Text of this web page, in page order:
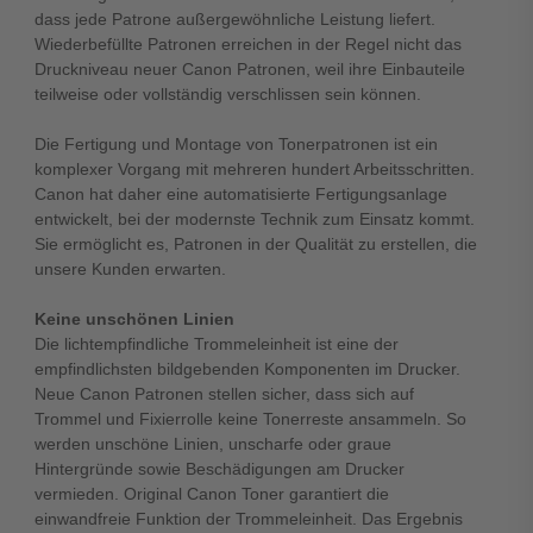
dass jede Patrone außergewöhnliche Leistung liefert.
Wiederbefüllte Patronen erreichen in der Regel nicht das
Druckniveau neuer Canon Patronen, weil ihre Einbauteile
teilweise oder vollständig verschlissen sein können.
Die Fertigung und Montage von Tonerpatronen ist ein
komplexer Vorgang mit mehreren hundert Arbeitsschritten.
Canon hat daher eine automatisierte Fertigungsanlage
entwickelt, bei der modernste Technik zum Einsatz kommt.
Sie ermöglicht es, Patronen in der Qualität zu erstellen, die
unsere Kunden erwarten.
Keine unschönen Linien
Die lichtempfindliche Trommeleinheit ist eine der
empfindlichsten bildgebenden Komponenten im Drucker.
Neue Canon Patronen stellen sicher, dass sich auf
Trommel und Fixierrolle keine Tonerreste ansammeln. So
werden unschöne Linien, unscharfe oder graue
Hintergründe sowie Beschädigungen am Drucker
vermieden. Original Canon Toner garantiert die
einwandfreie Funktion der Trommeleinheit. Das Ergebnis